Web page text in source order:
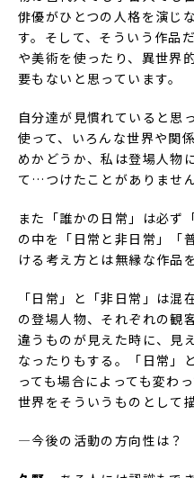
俳優がひとつの人格を演じ
す。そして、そういう作品
や美術を使ったり、異世
要もないと思っています。
自分達が見慣れていると思
使って、いろんな世界や関
めかどうか、私は登場人物
て…つけたことがありません
また「誰かの日常」は必ず
の中を「日常と非日常」「
ける考え方とは無縁な作品
「日常」と「非日常」は
の登場人物、それぞれの観
違うものが見えた時に、見
なったりもする。「日常」
っても場合によっても変わ
世界をそういうものとして
―今後の活動の方向性は？